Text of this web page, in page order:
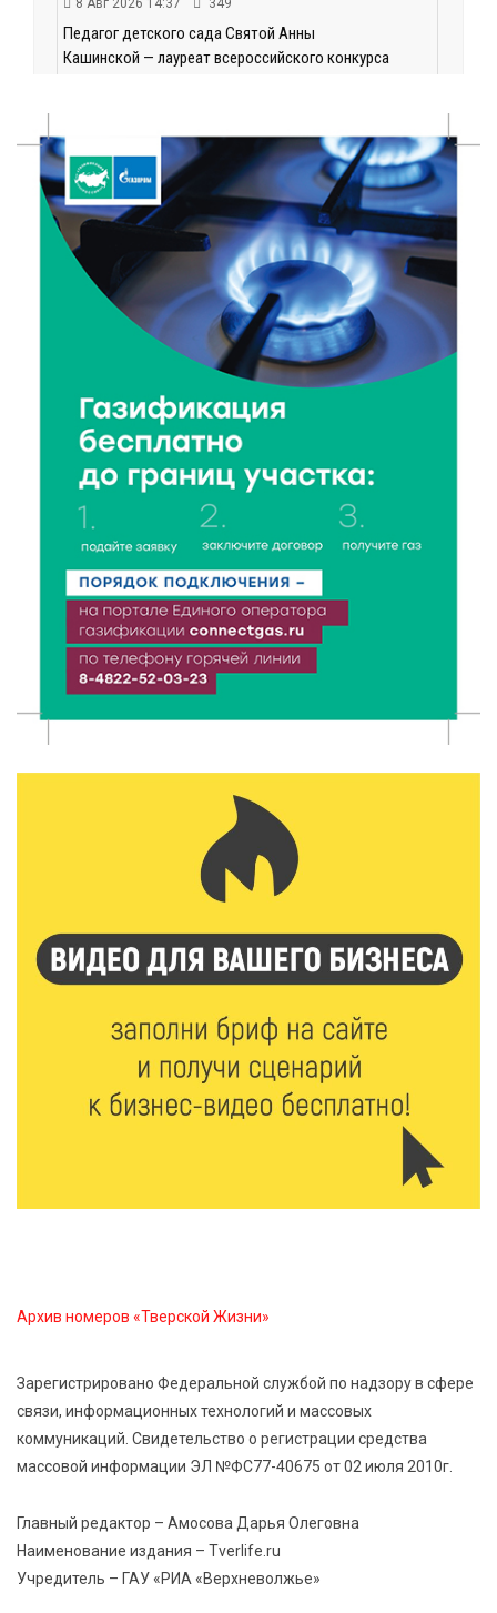
8 Авг 2026 14:37 349
Педагог детского сада Святой Анны
Кашинской — лауреат всероссийского конкурса
Тверские экологи сняли на видео медвежий обед
8 Авг 2026 14:14 432
Виталий Королев запустил веловолну на Волге в
Калязине
8 Авг 2026 13:37 712
Чем удивит X Международный фестиваль «Калитка»
8 Авг 2026 12:37 408
Забыл вещи в транспорте? Рассказываем, что ждёт
пассажиров по новым правилам
8 Авг 2026 12:12 1218
Более 40 миллионов на металлургию получил бизнес
Твери
8 Авг 2026 11:37 409
От теории до практики: в детских лагерях Тверской
Арбуз без риска: на что обратить внимание при
покупке — советы Роскачества
8 Авг 2026 10:21 847
Виталий Королев рассказал о доступном спорте
для жителей Верхневолжья
«Эстафету чемпионов» провели на площади
Оленинского Дома культуры
день
7 Авг 2026 23:02 548
В Тверской области стартовала четвертая смена:
инспекторы ГИБДД напомнили школьникам
правила безопасности в автобусах
Архив номеров «Тверской Жизни»
Зарегистрировано Федеральной службой по надзору в сфере
связи, информационных технологий и массовых
коммуникаций. Свидетельство о регистрации средства
массовой информации ЭЛ №ФС77-40675 от 02 июля 2010г.
Главный редактор – Амосова Дарья Олеговна
Наименование издания – Tverlife.ru
Учредитель – ГАУ «РИА «Верхневолжье»